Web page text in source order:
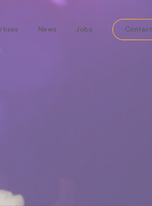
News Jobs Contact